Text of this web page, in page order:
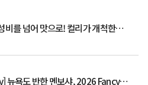
비를 넘어 맛으로! 컬리가 개척한
세계
뉴욕도 반한 멘보샤, 2026 Fancy